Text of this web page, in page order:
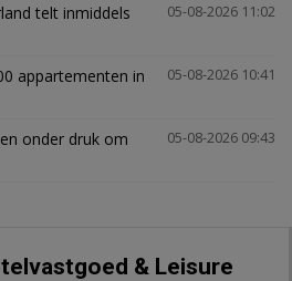
05-08-2026 11:02
telt inmiddels
05-08-2026 10:41
appartementen in
05-08-2026 09:43
onder druk om
& Leisure